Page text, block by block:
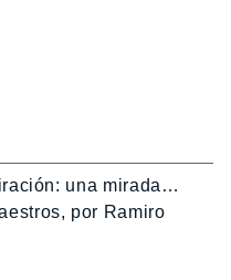
una mirada…
por Ramiro